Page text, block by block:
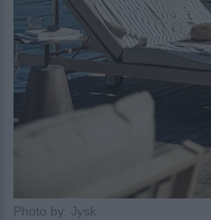
Photo by: Jysk